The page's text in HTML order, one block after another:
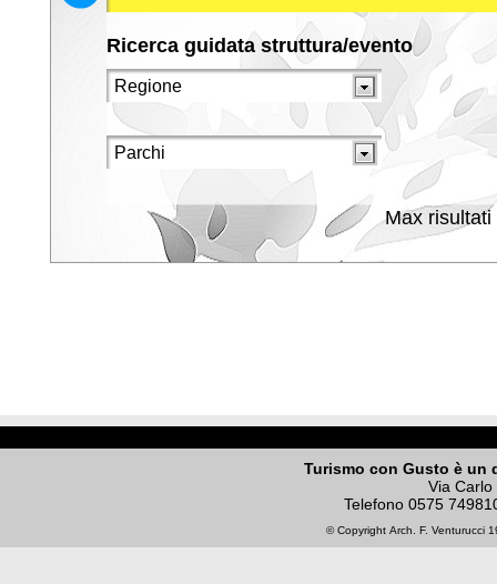
Ricerca guidata struttura/evento
Max risultati
Turismo con Gusto è un
Via
Telefono 0575
© Copyright Arch. F. Venturucci